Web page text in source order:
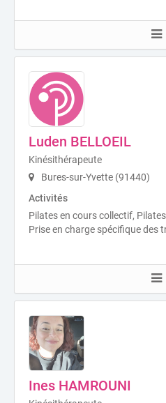
Luden BELLOEIL
Kinésithérapeute
Bures-sur-Yvette (91440)
Activités
Pilates en cours collectif,
Prise en charge spécifique des
Ines HAMROUNI